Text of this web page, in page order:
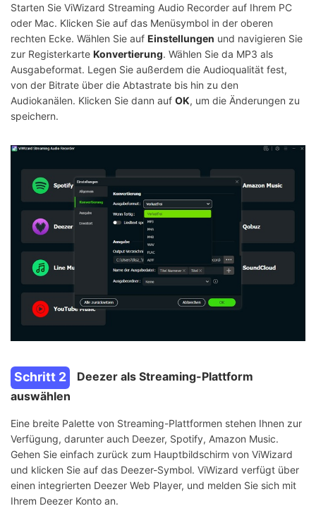
Starten Sie ViWizard Streaming Audio Recorder auf Ihrem PC
oder Mac. Klicken Sie auf das Menüsymbol in der oberen
rechten Ecke. Wählen Sie auf Einstellungen und navigieren Sie
zur Registerkarte Konvertierung. Wählen Sie da MP3 als
Ausgabeformat. Legen Sie außerdem die Audioqualität fest,
von der Bitrate über die Abtastrate bis hin zu den
Audiokanälen. Klicken Sie dann auf OK, um die Änderungen zu
speichern.
Schritt 2
Deezer als Streaming-Plattform
auswählen
Eine breite Palette von Streaming-Plattformen stehen Ihnen zur
Verfügung, darunter auch Deezer, Spotify, Amazon Music.
Gehen Sie einfach zurück zum Hauptbildschirm von ViWizard
und klicken Sie auf das Deezer-Symbol. ViWizard verfügt über
einen integrierten Deezer Web Player, und melden Sie sich mit
Ihrem Deezer Konto an.